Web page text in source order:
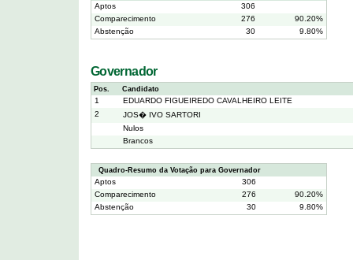
Aptos
306
Comparecimento
276
90.20%
Abstenção
30 9.80%
Governador
Pos. Candidato
1
EDUARDO FIGUEIREDO CAVALHEIRO LEITE
2
JOS� IVO SARTORI
Nulos
Brancos
Quadro-Resumo da Votação para Governador
Aptos
306
Comparecimento
276
90.20%
Abstenção
30 9.80%